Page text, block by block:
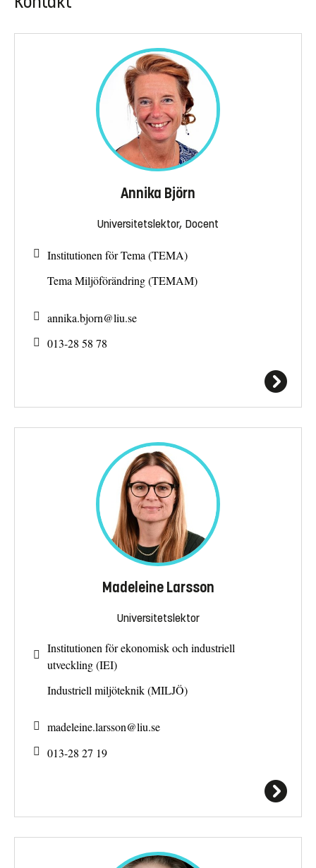
Annika Björn
Universitetslektor, Docent
Institutionen för Tema (TEMA)
Tema Miljöförändring (TEMAM)
annika.bjorn@liu.se
013-28 58 78
Madeleine Larsson
Universitetslektor
Institutionen för ekonomisk och industriell
utveckling (IEI)
Industriell miljöteknik (MILJÖ)
madeleine.larsson@liu.se
013-28 27 19